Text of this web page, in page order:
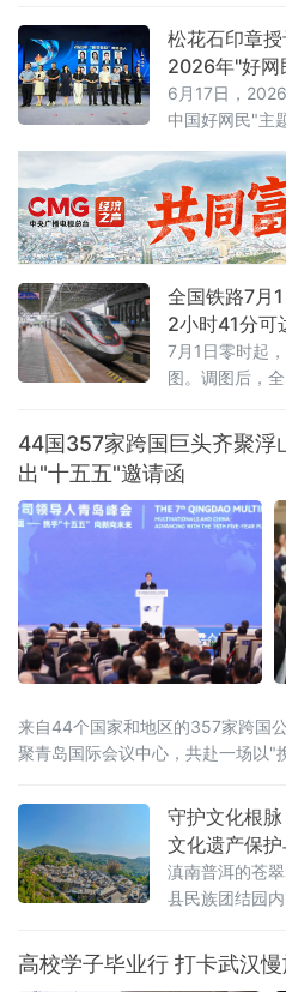
重点企业开展
化应急演练，
探索警企联动
局、鞍山市第
车有限公司、
表参加活动。
松花石印章
2026年"好网
光"聚"火炬"
6月17日，
中国好网民"主
誉印章，成为
2025年最受欢
网络阵地、持
者。活动以"微
仪式上，2025
全国铁路7月
2小时41分可
7月1日零时起
图。调图后，
列，较现图增
务品质和运行
44国357家跨国巨头齐聚浮
出"十五五"邀请函
来自44个国家和地区的357家跨国
聚青岛国际会议中心，共赴一场以"
守护文化根
文化遗产保
深度融合
滇南普洱的苍
县民族团结园
誓词碑，镌刻
心一德，团结
高校学子毕业行 打卡武汉